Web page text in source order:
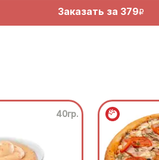
Заказать за 379R
40гр.